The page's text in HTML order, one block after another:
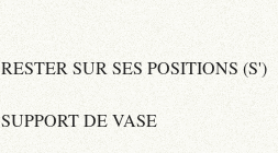
RESTER SUR SES POSITIONS (S')
SUPPORT DE VASE